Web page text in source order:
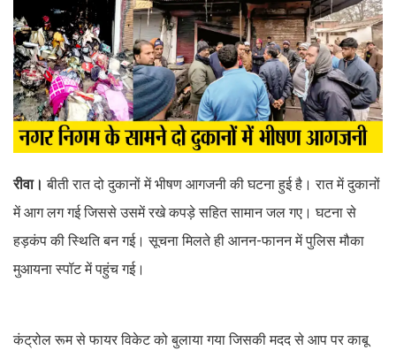
रीवा।बीती रात दो दुकानों में भीषण आगजनी की घटना हुई है। रात में दुकानों
में आग लग गई जिससे उसमें रखे कपड़े सहित सामान जल गए। घटना से
हड़कंप की स्थिति बन गई। सूचना मिलते ही आनन-फानन में पुलिस मौका
मुआयना स्पॉट में पहुंच गई।
कंट्रोल रूम से फायर विकेट को बुलाया गया जिसकी मदद से आप पर काबू